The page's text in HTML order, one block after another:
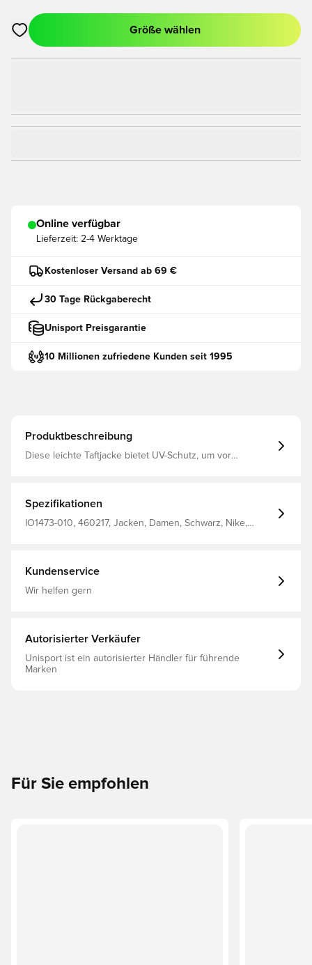
Öffnet ein Fenster zum Anmelden oder Registrieren als
Größe wählen
Online verfügbar
Lieferzeit: 2-4 Werktage
Kostenloser Versand ab 69 €
30 Tage Rückgaberecht
Unisport Preisgarantie
10 Millionen zufriedene Kunden seit 1995
Produktbeschreibung
Diese leichte Taftjacke bietet UV-Schutz, um vor
sportlichen Stil.
Spezifikationen
IO1473-010, 460217, Jacken, Damen, Schwarz, Nike,
Kundenservice
Wir helfen gern
Autorisierter Verkäufer
Unisport ist ein autorisierter Händler für führende
Marken
Für Sie empfohlen